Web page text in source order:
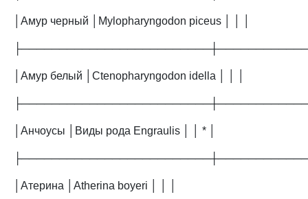
│Амур черный │Mylopharyngodon piceus │ │ │
│Амур белый │Ctenopharyngodon idella │ │ │
│Анчоусы │Виды рода Engraulis │ │ * │
│Атерина │Atherina boyeri │ │ │